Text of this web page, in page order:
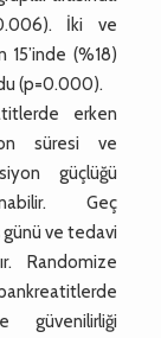
İki ve
15’inde (%18)
(p=0.000).
erken
süresi ve
güçlüğü
Geç
ve tedavi
Randomize
güvenilirliği